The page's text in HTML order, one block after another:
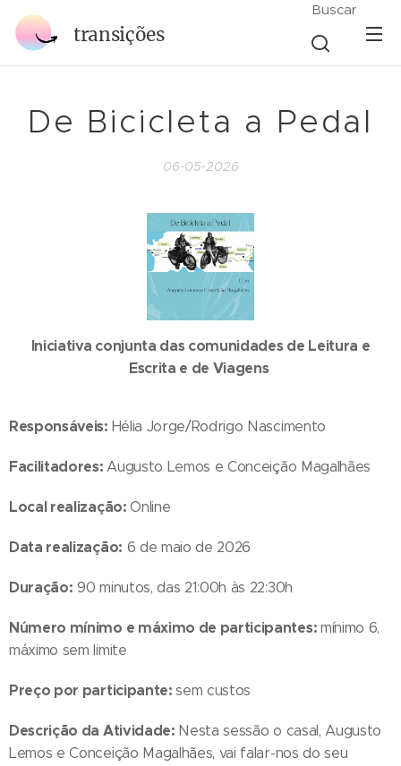
transições
Buscar
De Bicicleta a Pedal
06-05-2026
Iniciativa conjunta das comunidades de Leitura e
Escrita e de Viagens
Responsáveis: Hélia Jorge/Rodrigo Nascimento
Facilitadores:Augusto Lemos e Conceição Magalhães
Local realização:Online
Data realização: 6 de maio de 2026
Duração: 90 minutos, das 21:00h às 22:30h
Número mínimo e máximo de participantes: mínimo 6,
máximo sem limite
Preço por participante:sem custos
Descrição da Atividade: Nesta sessão o casal, Augusto
Lemos e Conceição Magalhães, vai falar-nos do seu